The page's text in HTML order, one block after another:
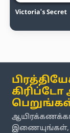
Victoria's Secret
இணையுங்கள்,